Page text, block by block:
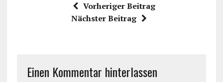
Vorheriger Beitrag
Nächster Beitrag
Einen Kommentar hinterlassen